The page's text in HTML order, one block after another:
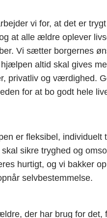
vi for, at det er
at alle ældre oplever
Vi sætter borgernes
altid skal gives
privatliv og værdighed.
for at bo godt hele
er fleksibel, individuelt
sikre tryghed og
hurtigt, og vi bakker
selvbestemmelse.
der har brug for